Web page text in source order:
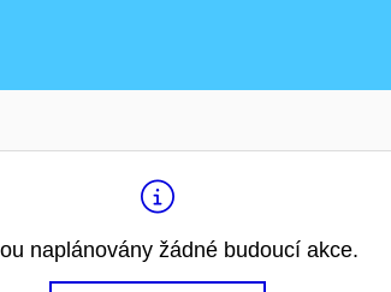
naplánovány žádné budoucí akce.